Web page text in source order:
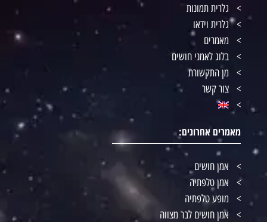
גלרית תמונות
גלרית וידאו
מאמרים
בלוג לאמני חושים
מן התקשורת
צור קשר
מאמרים אחרונים:
אמן חושים
אמן טלפתיה
מופע טלפתיה
אמן חושים לבר מצווה